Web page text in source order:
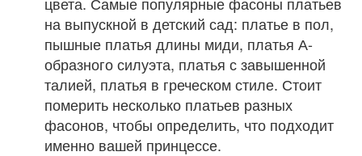
на выпускной в детский сад: платье в пол,
пышные платья длины миди, платья А-
образного силуэта, платья с завышенной
талией, платья в греческом стиле. Стоит
померить несколько платьев разных
фасонов, чтобы определить, что подходит
именно вашей принцессе.